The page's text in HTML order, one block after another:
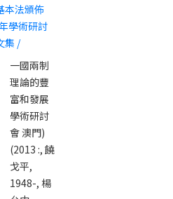
本法頒佈
學術研討
集 /
一國兩制
理論的豐
富和發展
學術研討
會 澳門)
(2013 :, 饒
戈平,
1948-, 楊